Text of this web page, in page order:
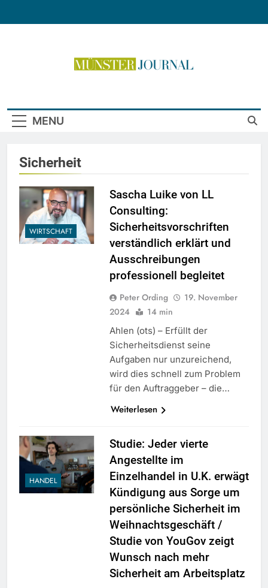
MENU
Sicherheit
WIRTSCHAFT
Sascha Luike von LL
Consulting:
Sicherheitsvorschriften
verständlich erklärt und
Ausschreibungen
professionell begleitet
Peter Ording
19. November
2024
14 min
Ahlen (ots) – Erfüllt der
Sicherheitsdienst seine
Aufgaben nur unzureichend,
wird dies schnell zum Problem
für den Auftraggeber – die…
Weiterlesen
HANDEL
Studie: Jeder vierte
Angestellte im
Einzelhandel in U.K. erwägt
Kündigung aus Sorge um
persönliche Sicherheit im
Weihnachtsgeschäft /
Studie von YouGov zeigt
Wunsch nach mehr
Sicherheit am Arbeitsplatz